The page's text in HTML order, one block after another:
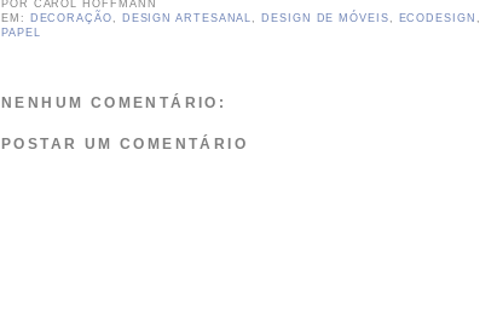
POR CAROL HOFFMANN
EM:
DECORAÇÃO DESIGN ARTESANAL DESIGN DE MÓVEIS ECODESIGN
PAPEL
NENHUM COMENTÁRIO:
POSTAR UM COMENTÁRIO